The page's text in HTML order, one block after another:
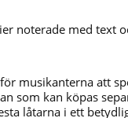
noterade med text
musikanterna att
som kan köpas
låtarna i ett